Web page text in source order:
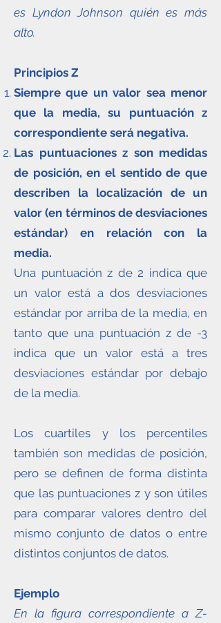
es Lyndon Johnson quién es más
alto.
Principios Z
Siempre que un valor sea menor
que la media, su puntuación z
correspondiente será negativa.
Las puntuaciones z son medidas
de posición, en el sentido de que
describen la localización de un
valor (en términos de desviaciones
estándar) en relación con la
media.
Una puntuación z de 2 indica que
un valor está a dos desviaciones
estándar por arriba de la media, en
tanto que una puntuación z de -3
indica que un valor está a tres
desviaciones estándar por debajo
de la media.
Los cuartiles y los percentiles
también son medidas de posición,
pero se definen de forma distinta
que las puntuaciones z y son útiles
para comparar valores dentro del
mismo conjunto de datos o entre
distintos conjuntos de datos.
Ejemplo
En la figura correspondiente a Z-